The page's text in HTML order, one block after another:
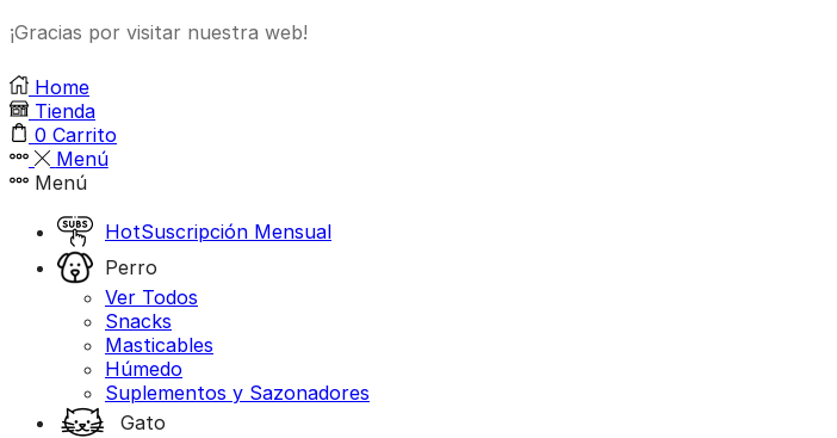
¡Gracias por visitar nuestra web!
Home
Tienda
0 Carrito
Menú
Menú
Suscripción Mensual
Hot
Perro
Ver Todos
Snacks
Masticables
Húmedo
Suplementos y Sazonadores
Gato